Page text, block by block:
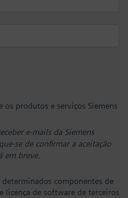
os produtos e serviços Siemens
e-mails da Siemens
se de confirmar a aceitação
em breve.
componentes de
licença de software de terceiros